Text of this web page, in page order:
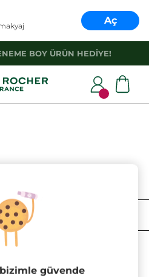
Aç
BOY ÜRÜN HEDİYE!
SIRALAMA
güvende